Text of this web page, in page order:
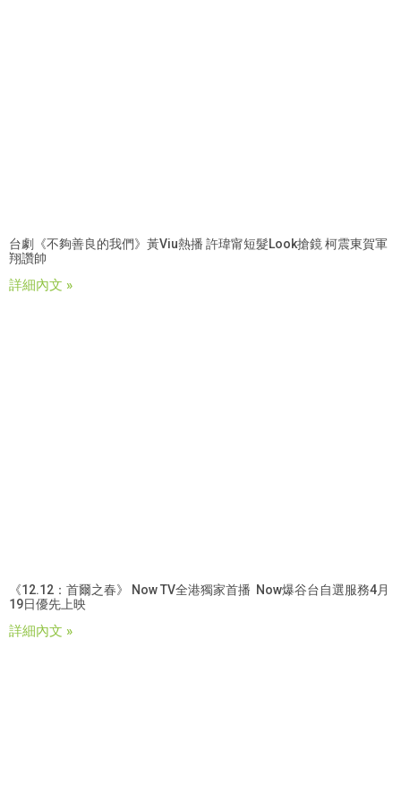
台劇《不夠善良的我們》黃Viu熱播 許瑋甯短髮look搶鏡 柯震東賀軍
翔讚帥
詳細內文 »
《12.12：首爾之春》 Now TV全港獨家首播 Now爆谷台自選服務4月
19日優先上映
詳細內文 »